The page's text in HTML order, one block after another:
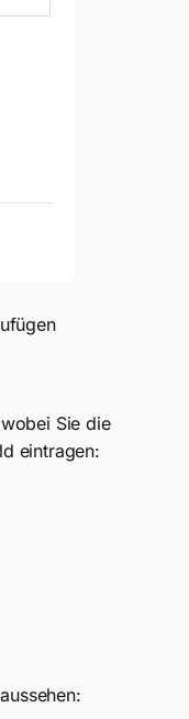
Sie die
eintragen: